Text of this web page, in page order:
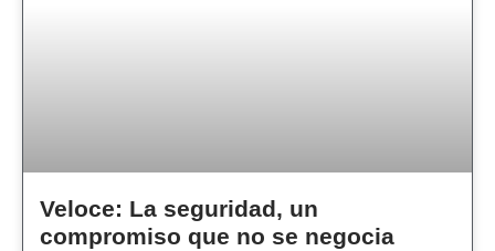
Veloce: La seguridad, un
compromiso que no se negocia